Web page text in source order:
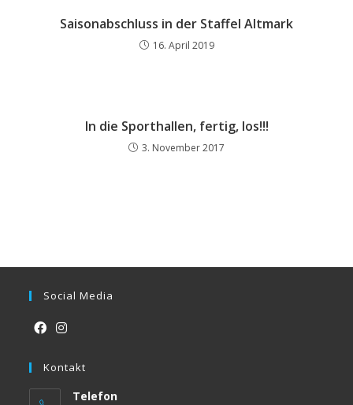
Saisonabschluss in der Staffel Altmark
16. April 2019
In die Sporthallen, fertig, los!!!
3. November 2017
Social Media
a
in
a
Kontakt
Telefon